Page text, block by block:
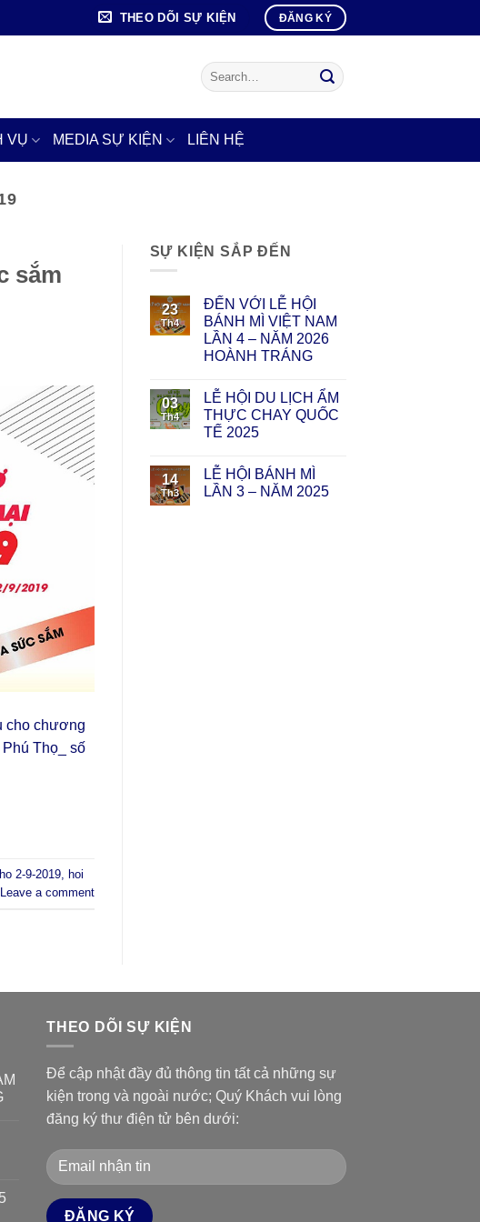
THEO DÕI SỰ KIỆN ĐĂNG KÝ
VỤ MEDIA SỰ KIỆN LIÊN HỆ
sắm
cho chương
Thọ_ số
2-9-2019
hoi
Leave a comment
SỰ KIỆN SẮP ĐẾN
23
Th4
ĐẾN VỚI LỄ HỘI
BÁNH MÌ VIỆT NAM
LẦN 4 – NĂM 2026
HOÀNH TRÁNG
03
Th4
LỄ HỘI DU LỊCH ẨM
THỰC CHAY QUỐC
TẾ 2025
14
Th3
LỄ HỘI BÁNH MÌ
LẦN 3 – NĂM 2025
THEO DÕI SỰ KIỆN
Để cập nhật đầy đủ thông tin tất cả những sự
kiện trong và ngoài nước; Quý Khách vui lòng
đăng ký thư điện tử bên dưới: